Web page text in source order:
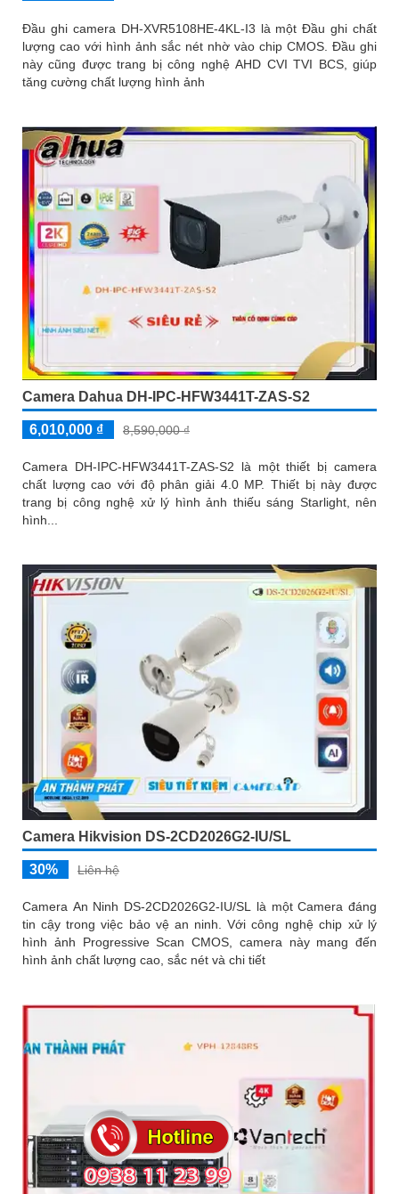
Đầu ghi camera DH-XVR5108HE-4KL-I3 là một Đầu ghi chất
lượng cao với hình ảnh sắc nét nhờ vào chip CMOS. Đầu ghi
này cũng được trang bị công nghệ AHD CVI TVI BCS, giúp
tăng cường chất lượng hình ảnh
Camera Dahua DH-IPC-HFW3441T-ZAS-S2
6,010,000 ₫ 8,590,000 ₫
Camera DH-IPC-HFW3441T-ZAS-S2 là một thiết bị camera
chất lượng cao với độ phân giải 4.0 MP. Thiết bị này được
trang bị công nghệ xử lý hình ảnh thiếu sáng Starlight, nên
hình...
Camera Hikvision DS-2CD2026G2-IU/SL
30% Liên hệ
Camera An Ninh DS-2CD2026G2-IU/SL là một Camera đáng
tin cậy trong việc bảo vệ an ninh. Với công nghệ chip xử lý
hình ảnh Progressive Scan CMOS, camera này mang đến
hình ảnh chất lượng cao, sắc nét và chi tiết